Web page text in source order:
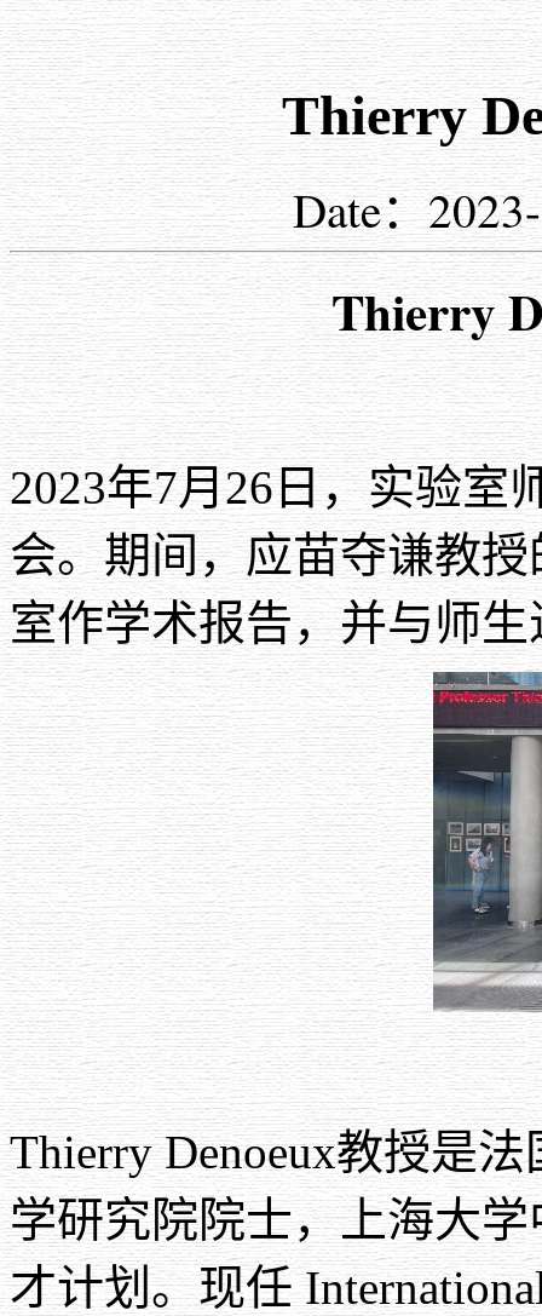
Thierry
Date：
Thierry
2023年7月 26日，实验室
会。期间，应苗夺谦教
室作学术报告，并与师
Thierry Denoeux教授是法
学研究院院士，上海大
才计划。现任